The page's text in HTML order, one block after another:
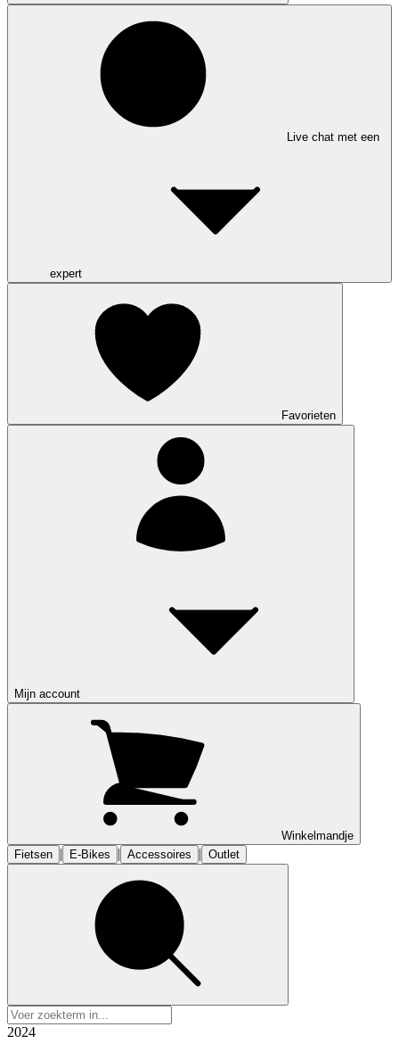
Live chat met een
expert
Favorieten
Mijn account
Winkelmandje
Fietsen | E-Bikes | Accessoires | Outlet
2024